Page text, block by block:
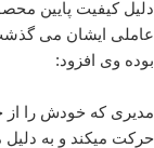
عاملی ایشان می
بوده وی افزود:
مدیری که خودش را
حرکت میکند و به